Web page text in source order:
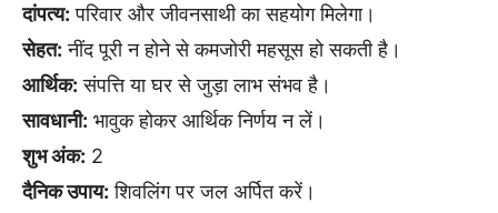
दांपत्य: परिवार और जीवनसाथी का सहयोग मिलेगा।
सेहत: नींद पूरी न होने से कमजोरी महसूस हो सकती है।
आर्थिक: संपत्ति या घर से जुड़ा लाभ संभव है।
सावधानी: भावुक होकर आर्थिक निर्णय न लें।
शुभ अंक: 2
दैनिक उपाय: शिवलिंग पर जल अर्पित करें।